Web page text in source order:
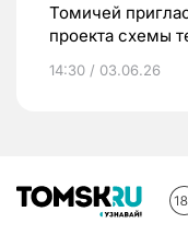
Томичей
проекта схемы
14:30 / 03.06.26